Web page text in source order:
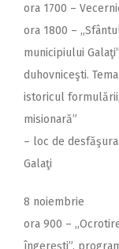
ora 1700 –
ora 1800 –
municipiului
duhovniceşti.
istoricul
misionară”
– loc de
Galaţi
8 noiembrie
ora 900 –
îngereşti”,